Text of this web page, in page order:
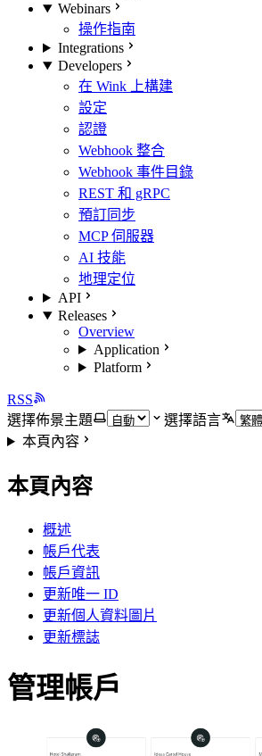
Webinars
操作指南
Integrations
Developers
在 Wink 上構建
設定
認證
Webhook 整合
Webhook 事件目錄
REST 和 gRPC
預訂同步
MCP 伺服器
AI 技能
地理定位
API
Releases
Overview
Application
Platform
RSS
選擇佈景主題
選擇語言
本頁內容
本頁內容
概述
帳戶代表
帳戶資訊
更新唯一 ID
更新個人資料圖片
更新標誌
管理帳戶